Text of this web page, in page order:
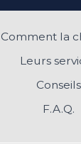
Comment la
Leurs
Conseils
F.A.Q.